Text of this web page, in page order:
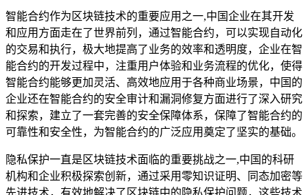
智能合约作为区块链技术的重要应用之一,中国企业在其开发
和应用方面走在了世界前列，通过智能合约，可以实现自动化
的交易和执行，极大地提高了业务的效率和透明度，企业在智
能合约的开发过程中，注重用户体验和业务流程的优化，使得
智能合约能够更加灵活、高效地应用于各种商业场景，中国的
企业还在智能合约的安全审计和漏洞修复方面进行了深入研究
和探索，建立了一套完善的安全保障体系，保障了智能合约的
可靠性和安全性，为智能合约的广泛应用奠定了坚实的基础。
隐私保护一直是区块链技术面临的重要挑战之一,中国的科研
机构和企业积极探索创新，通过采用零知识证明、同态加密等
先进技术，有效地解决了区块链中的隐私保护问题，这些技术